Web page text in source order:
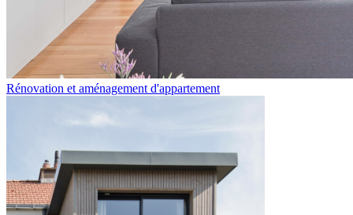
Rénovation et aménagement d'appartement